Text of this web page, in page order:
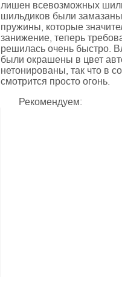
лишен всевозможных
шильдиков были
пружины, которые
занижение, теперь
решилась очень быстро.
были окрашены в цвет
нетонированы, так что в
смотрится просто огонь.
Рекомендуем: